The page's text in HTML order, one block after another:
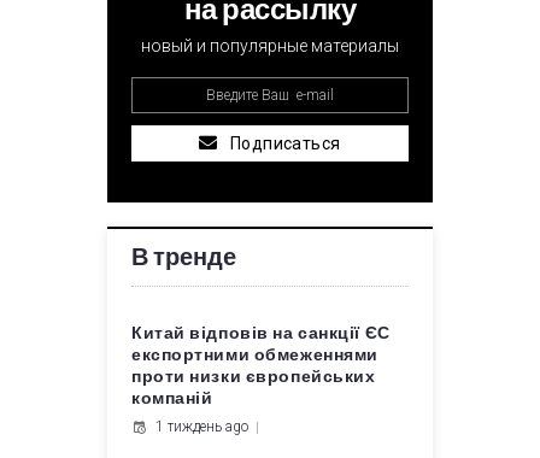
на рассылку
новый и популярные материалы
Подписаться
В тренде
Китай відповів на санкції ЄС
експортними обмеженнями
проти низки європейських
компаній
1 тиждень ago